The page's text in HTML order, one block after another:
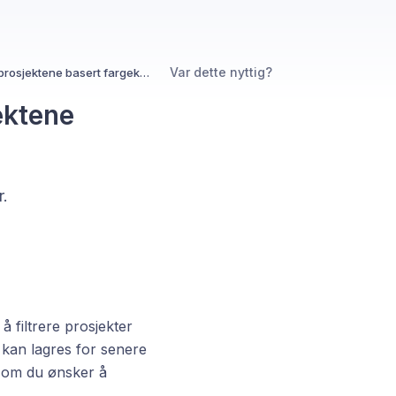
Kan jeg filtrtere frem de enkelte prosjektene basert fargekodene i ettertid?
filtrere prosjekter
lagres for senere
du ønsker å
Var dette nyttig?